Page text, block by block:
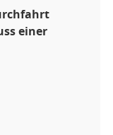
einer